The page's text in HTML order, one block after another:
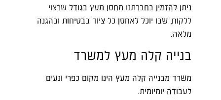
ניתן להזמין בחברתנו מחסן מעץ בגודל שרצוי
ללקוח, שבו יוכל לאחסן כל ציוד בבטיחות ובהגנה
מלאה.
בנייה קלה מעץ למשרד
משרד מבנייה קלה מעץ הינו מקום כפרי ונעים
לעבודה יומיומית.